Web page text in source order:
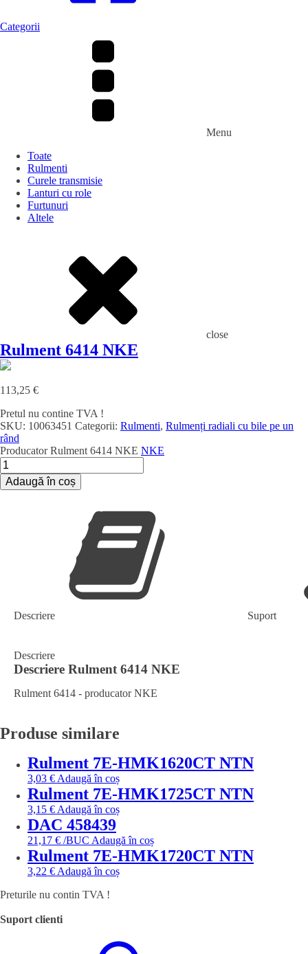
Categorii
Menu
Toate
Rulmenti
Curele transmisie
Lanturi cu role
Furtunuri
Altele
close
Rulment 6414 NKE
113,25 €
Pretul nu contine TVA !
SKU: 10063451 Categorii: Rulmenti, Rulmenți radiali cu bile pe un
rând
ProducatorRulment 6414 NKE NKE
Cantitate
Rulment
6414
Adaugă în coș
Descriere Suport
Descriere
Descriere Rulment 6414 NKE
Rulment 6414 - producator NKE
Produse similare
Rulment 7E-HMK1620CT NTN
3,03 € Adaugă în coș
Rulment 7E-HMK1725CT NTN
3,15 € Adaugă în coș
DAC 458439
21,17 € /BUC Adaugă în coș
Rulment 7E-HMK1720CT NTN
3,22 € Adaugă în coș
Preturile nu contin TVA !
Suport clienti